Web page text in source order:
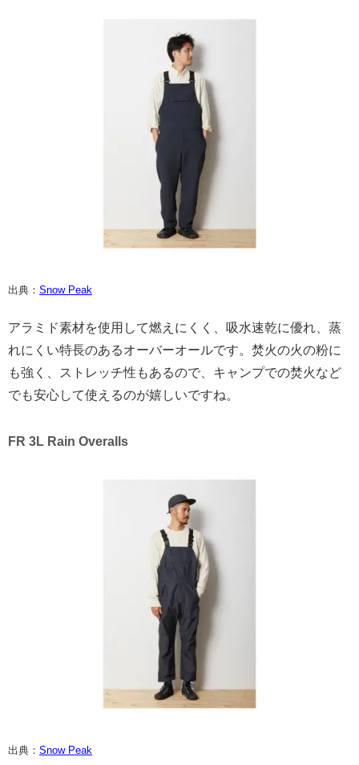
出典： Snow Peak
アラミド素材を使用して燃えにくく、吸水速乾に優れ、蒸
れにくい特長のあるオーバーオールです。焚火の火の粉に
も強く、ストレッチ性もあるので、キャンプでの焚火など
でも安心して使えるのが嬉しいですね。
FR 3L Rain Overalls
出典： Snow Peak